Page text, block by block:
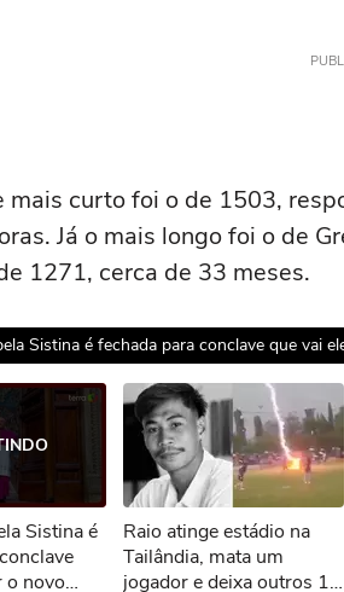
mais curto foi o de 1503,
Já o mais longo foi o de
1271, cerca de 33 meses.
Sistina é fechada para conclave que vai
Não foi
Tentar
Sistina é
o novo
Raio atinge estádio na
Tailândia, mata um
jogador e deixa outros 12